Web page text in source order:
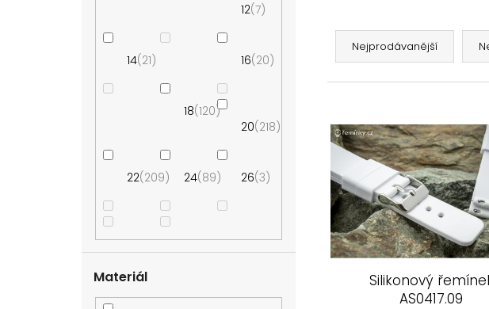
Materiál
12 7
14 21 16 20
18 120
20 218
22 209 24 89 26 3
Ř
z
e
í
p
r
o
d
u
k
Nejprodávanější
ý
p
i
s
p
r
o
Silikonový
AS0417.09